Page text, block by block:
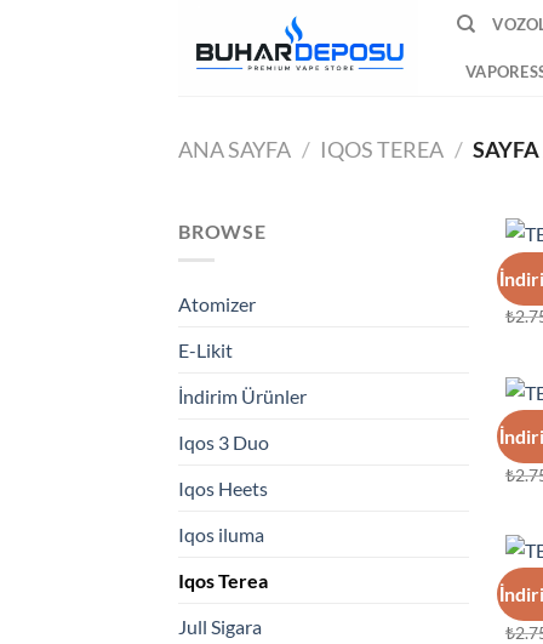
ANA SAYFA / IQOS TEREA / SAYFA
BROWSE
Atomizer
E-Likit
İndirim Ürünler
Iqos 3 Duo
Iqos Heets
Iqos iluma
Iqos Terea
Jull Sigara
₺
₺
₺